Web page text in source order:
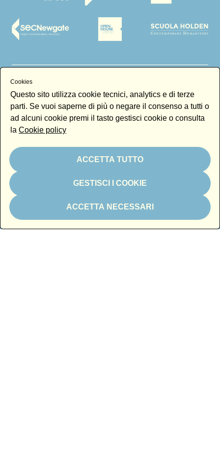
Media partner
Cookies
Questo sito utilizza cookie tecnici, analytics e di terze
parti. Se vuoi saperne di più o negare il consenso a tutti o
ad alcuni cookie premi il tasto gestisci cookie o consulta
la Cookie policy
ACCETTA TUTTO
GESTISCI I COOKIE
ACCETTA NECESSARI